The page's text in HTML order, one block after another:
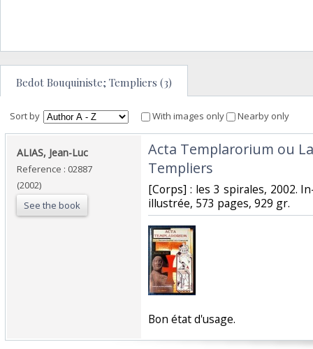
Bedot Bouquiniste; Templiers (3)
Sort by With images only Nearby only
‎ALIAS, Jean-Luc‎
Reference : 02887
(2002)
See the book
‎Acta Templarorium ou
Templiers‎
‎[Corps] : les 3 spirales, 2002.
illustrée, 573 pages, 929 gr.‎
‎Bon état d'usage.‎